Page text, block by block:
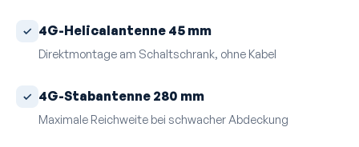
4G-Helicalantenne 45 mm
Direktmontage am Schaltschrank, ohne Kabel
4G-Stabantenne 280 mm
Maximale Reichweite bei schwacher Abdeckung